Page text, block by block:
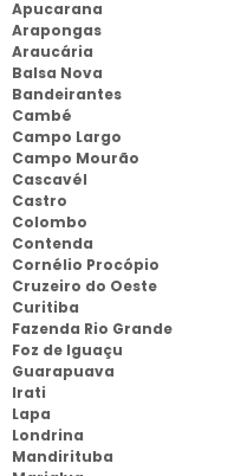
Apucarana
Arapongas
Araucária
Balsa Nova
Bandeirantes
Cambé
Campo Largo
Campo Mourão
Cascavél
Castro
Colombo
Contenda
Cornélio Procópio
Cruzeiro do Oeste
Curitiba
Fazenda Rio Grande
Foz de Iguaçu
Guarapuava
Irati
Lapa
Londrina
Mandirituba